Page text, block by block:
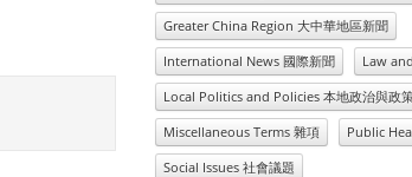
Greater China Region 大中華地區新聞
International News 國際新聞
Law
Local Politics and Policies 本地政治與政
Miscellaneous Terms 雜項
Public
Social Issues 社會議題